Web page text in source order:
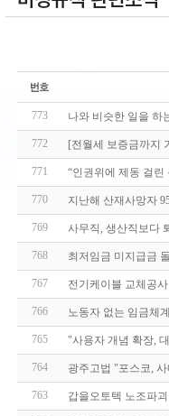
773 나와 비슷한 일을
772 [전월세 보증금까지
771 “인권위에 제동 걸
770 지난해 산재사망자
769 사무직, 생산직보다
768 최저임금 미지급금
767 전기케이블 교체공
766 노동자 없는 임금체
765 "사용자 개념 확장,
764 광주고법 "포스코,
763 갑을오토텍 노조파